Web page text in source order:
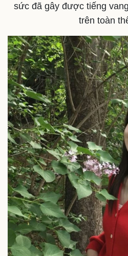
sức đã gây được tiếng
trên toàn